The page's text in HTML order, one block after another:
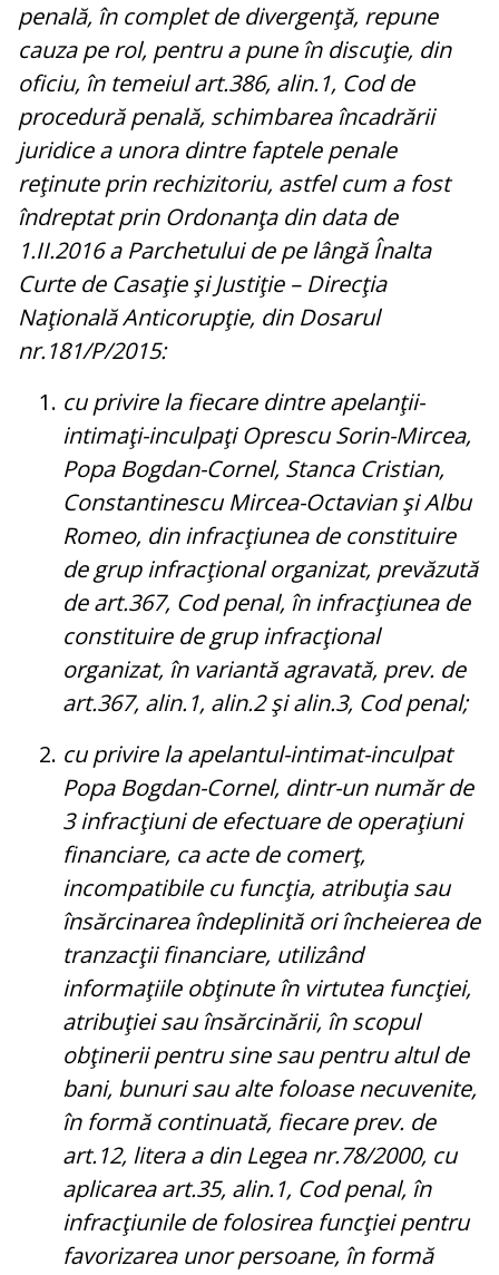
penală, în complet de divergenţă, repune
cauza pe rol, pentru a pune în discuţie, din
oficiu, în temeiul art.386, alin.1, Cod de
procedură penală, schimbarea încadrării
juridice a unora dintre faptele penale
reţinute prin rechizitoriu, astfel cum a fost
îndreptat prin Ordonanţa din data de
1.II.2016 a Parchetului de pe lângă Înalta
Curte de Casaţie şi Justiţie – Direcţia
Naţională Anticorupţie, din Dosarul
nr.181/P/2015:
cu privire la fiecare dintre apelanţii-
intimaţi-inculpaţi Oprescu Sorin-Mircea,
Popa Bogdan-Cornel, Stanca Cristian,
Constantinescu Mircea-Octavian şi Albu
Romeo, din infracţiunea de constituire
de grup infracţional organizat, prevăzută
de art.367, Cod penal, în infracţiunea de
constituire de grup infracţional
organizat, în variantă agravată, prev. de
art.367, alin.1, alin.2 şi alin.3, Cod penal;
cu privire la apelantul-intimat-inculpat
Popa Bogdan-Cornel, dintr-un număr de
3 infracţiuni de efectuare de operaţiuni
financiare, ca acte de comerţ,
incompatibile cu funcţia, atribuţia sau
însărcinarea îndeplinită ori încheierea de
tranzacţii financiare, utilizând
informaţiile obţinute în virtutea funcţiei,
atribuţiei sau însărcinării, în scopul
obţinerii pentru sine sau pentru altul de
bani, bunuri sau alte foloase necuvenite,
în formă continuată, fiecare prev. de
art.12, litera a din Legea nr.78/2000, cu
aplicarea art.35, alin.1, Cod penal, în
infracţiunile de folosirea funcţiei pentru
favorizarea unor persoane, în formă